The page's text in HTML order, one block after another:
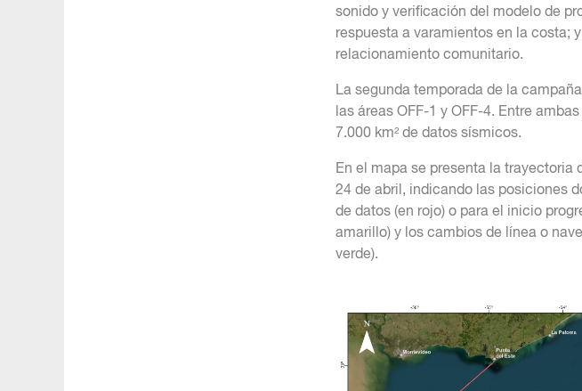
sonido y verificación del modelo de
respuesta a varamientos en la costa;
relacionamiento comunitario.
La segunda temporada de la
las áreas OFF-1 y OFF-4. Entre
7.000 km² de datos sísmicos.
En el mapa se presenta la trayectoria
24 de abril, indicando las posiciones
de datos (en rojo) o para el inicio
amarillo) y los cambios de línea o
verde).